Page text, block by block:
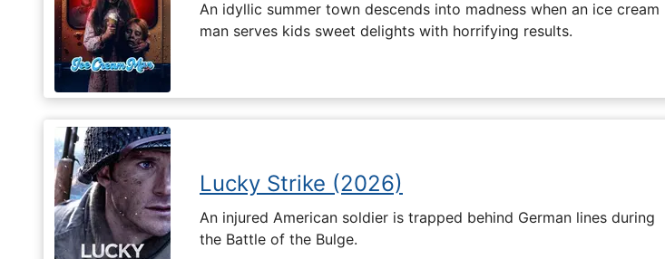
An idyllic summer town descends into madness when an ice cream
man serves kids sweet delights with horrifying results.
Lucky Strike (2026)
An injured American soldier is trapped behind German lines during
the Battle of the Bulge.